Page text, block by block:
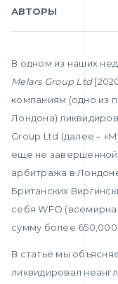
АВТОРЫ
В одном из наших
Melars Group Ltd
компаниям (одно из
Лондона)
Group Ltd (далее –
еще не завершенной
арбитража в
Британских
себя WFO
сумму более
В статье мы
ликвидировал